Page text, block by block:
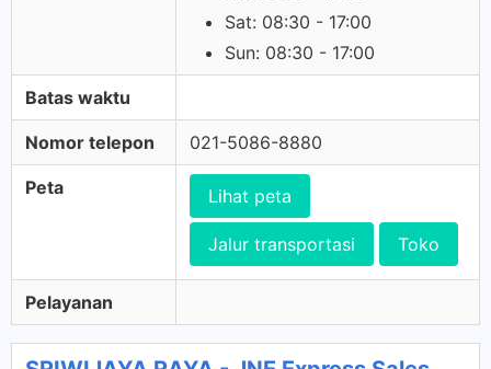
Sat: 08:30 - 17:00
Sun: 08:30 - 17:00
Batas waktu
Nomor telepon 021-5086-8880
Peta Lihat peta
Jalur transportasi Toko
Pelayanan